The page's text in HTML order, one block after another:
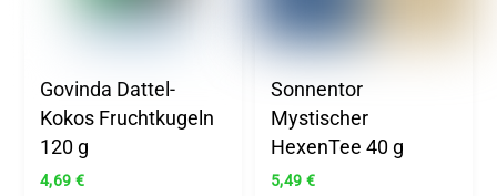
Govinda Dattel-
Kokos Fruchtkugeln
120 g
4,69 €
Sonnentor
Mystischer
HexenTee 40 g
5,49 €